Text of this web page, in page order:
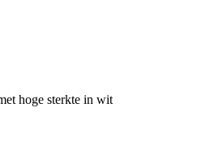
hoge sterkte in wit